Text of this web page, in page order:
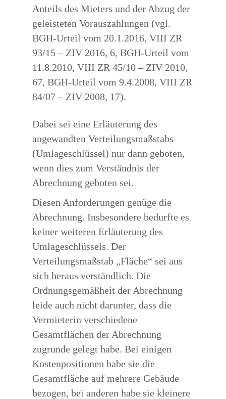
Anteils des Mieters und der Abzug der
geleisteten Vorauszahlungen (vgl.
BGH-Urteil vom 20.1.2016, VIII ZR
93/15 – ZIV 2016, 6, BGH-Urteil vom
11.8.2010, VIII ZR 45/10 – ZIV 2010,
67, BGH-Urteil vom 9.4.2008, VIII ZR
84/07 – ZIV 2008, 17).
Dabei sei eine Erläuterung des
angewandten Verteilungsmaßstabs
(Umlageschlüssel) nur dann geboten,
wenn dies zum Verständnis der
Abrechnung geboten sei.
Diesen Anforderungen genüge die
Abrechnung. Insbesondere bedurfte es
keiner weiteren Erläuterung des
Umlageschlüssels. Der
Verteilungsmaßstab „Fläche“ sei aus
sich heraus verständlich. Die
Ordnungsgemäßheit der Abrechnung
leide auch nicht darunter, dass die
Vermieterin verschiedene
Gesamtflächen der Abrechnung
zugrunde gelegt habe. Bei einigen
Kostenpositionen habe sie die
Gesamtfläche auf mehrere Gebäude
bezogen, bei anderen habe sie kleinere